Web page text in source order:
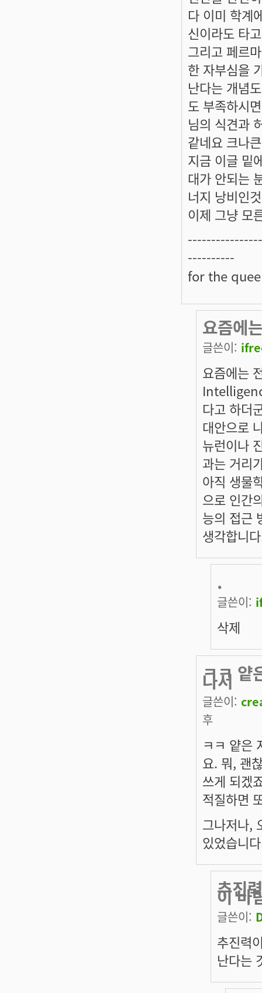
다 이미 학계
신이라도 타
그리고 페르
한 자부심을
난다는 개념
도 부족하시
님의 식견과
같네요 크나
지금 이글 밑
대가 안되는
너지 낭비인
이제 그냥 모
----------
for the
요즘에
글쓴이:
요즘에는
다고 하더
대안으로
뉴런이나
과는 거리
아직 생물
으로 인간
능의 접근
생각합니
.
글쓴이:
삭제
ㅋㅋ 얕
나서
글쓴이:
후
ㅋㅋ 얕은
요. 뭐, 괜
쓰게 되겠
적질하면
그나저나,
있었습니
추진
이 바
글쓴이:
추진력
난다는